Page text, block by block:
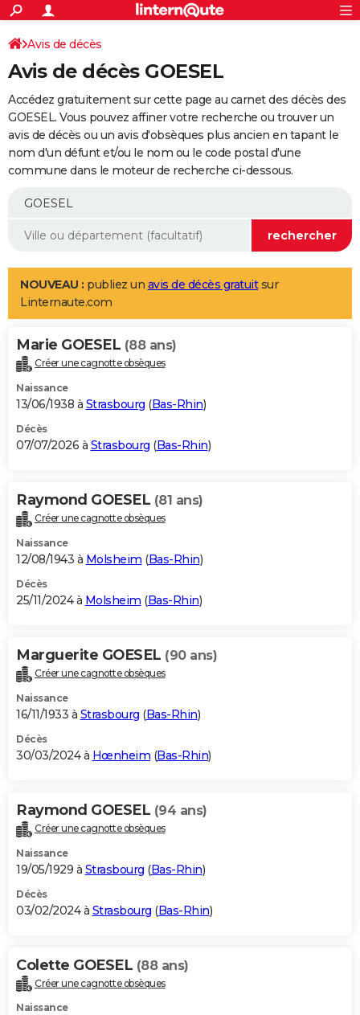
ACTUALITÉS
Politique
Société
Faits Divers
Education
Monde
Villes
+
SPORT
Coupe du monde 2026
Football
Tennis
Cyclisme
Rugby
Forum
Programme TV
TNT
Streaming
Cinéma
Sorties cinéma
Musique
+
FINANCE
Retraite
Epargne
Immobilier
Risques naturels par ville
Banque
Assurance
AUTO
Essais
Réserver un essai
Citadines
Berlines
SUV
Forum auto
+
Mobiles
Meilleur smartphone
Internet
Ordinateurs
Jeux vidéo
Guide high-tech
Aménagement intérieur
LIFESTYLE
Art de vivre
Bien-être
Loisirs
Mode
Modes de vie
Alimentation
Guide de la santé
Maladies
Médicaments
Sommeil
VOYAGE
Destinations
City break
Voyage nature
Voyage de noces
Forum
Climat
+PHOTO
GUIDES D'ACHAT
BONS PLANS
Carte de Noël
Carte Bonne année
Carte Saint-Valentin
Carte Pâques
Carte d'anniversaire
DICTIONNAIRE
Dictionnaire
Biographies
Citations
Expressions
Proverbes
PROGRAMME TV
S'inscrire
Se connecter
Lycées
Collèges
Primaires
Universités
Entreprises
Service militaire
Avis de recherche
AVIS DE DÉCÈS
Bricolage
Lifestyle
Culture
Sport
Auto
Television
Voyage
Cinema
Avis de décès
Avis de décès GOESEL
Accédez gratuitement sur cette page au carnet des décès des
GOESEL. Vous pouvez affiner votre recherche ou trouver un
avis de décès ou un avis d'obsèques plus ancien en tapant le
nom d'un défunt et/ou le nom ou le code postal d'une
commune dans le moteur de recherche ci-dessous.
NOUVEAU : publiez un avis de décès gratuitsur
Linternaute.com
Marie GOESEL (88 ans)
Créer une cagnotte obsèques
Naissance
13/06/1938 à Strasbourg (Bas-Rhin)
Décès
07/07/2026 à Strasbourg (Bas-Rhin)
Raymond GOESEL (81 ans)
Créer une cagnotte obsèques
Naissance
12/08/1943 à Molsheim (Bas-Rhin)
Décès
25/11/2024 à Molsheim (Bas-Rhin)
Marguerite GOESEL (90 ans)
Créer une cagnotte obsèques
Naissance
16/11/1933 à Strasbourg (Bas-Rhin)
Décès
30/03/2024 à Hœnheim (Bas-Rhin)
Raymond GOESEL (94 ans)
Créer une cagnotte obsèques
Naissance
19/05/1929 à Strasbourg (Bas-Rhin)
Décès
03/02/2024 à Strasbourg (Bas-Rhin)
Colette GOESEL (88 ans)
Créer une cagnotte obsèques
Naissance